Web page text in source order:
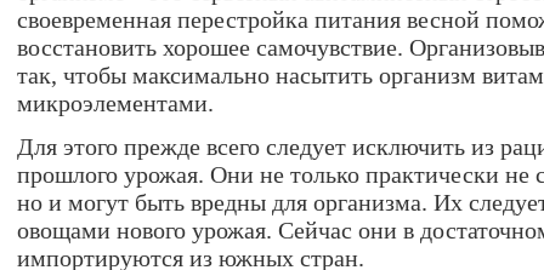
своевременная перестройка питания весной
восстановить хорошее самочувствие.
так, чтобы максимально насытить организм
микроэлементами.
Для этого прежде всего следует исключить из
прошлого урожая. Они не только практически не
но и могут быть вредны для организма. Их
овощами нового урожая. Сейчас они в
импортируются из южных стран.